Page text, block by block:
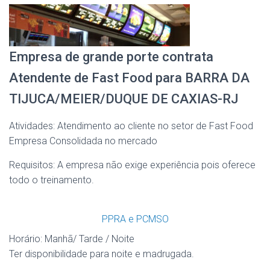
Empresa de grande porte contrata
Atendente de Fast Food para BARRA DA
TIJUCA/MEIER/DUQUE DE CAXIAS-RJ
Atividades: Atendimento ao cliente no setor de Fast Food
Empresa Consolidada no mercado
Requisitos: A empresa não exige experiência pois oferece
todo o treinamento.
PPRA e PCMSO
Horário: Manhã/ Tarde / Noite
Ter disponibilidade para noite e madrugada.